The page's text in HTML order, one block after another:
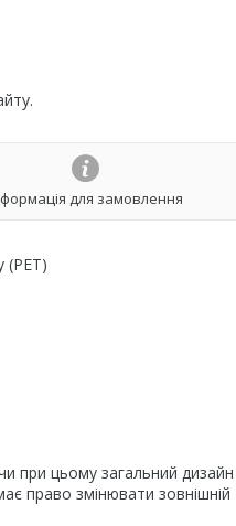
для замовлення
(PET)
при цьому загальний дизайн
право змінювати зовнішній